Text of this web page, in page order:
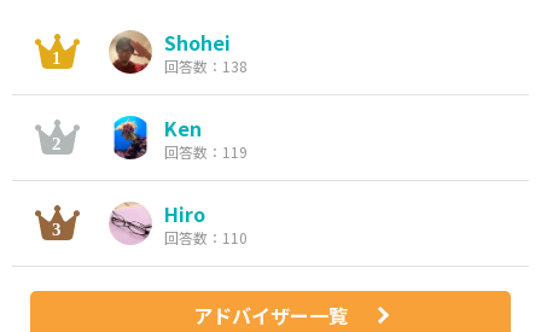
Shohei
回答数：138
Ken
回答数：119
Hiro
回答数：110
アドバイザー一覧